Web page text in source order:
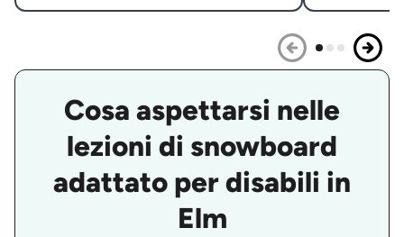
Cosa aspettarsi nelle
lezioni di snowboard
adattato per disabili in
Elm